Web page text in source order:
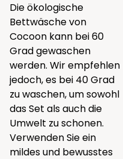
Die ökologische
Bettwäsche von
Cocoon kann bei 60
Grad gewaschen
werden. Wir empfehlen
jedoch, es bei 40 Grad
zu waschen, um sowohl
das Set als auch die
Umwelt zu schonen.
Verwenden Sie ein
mildes und bewusstes